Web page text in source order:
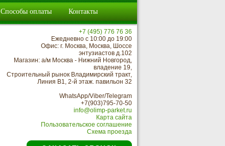
Способы оплаты Контакты
+7 (495) 776 76 36
Ежедневно с 10:00 до 19:00
Офис: г. Москва, Москва, Шоссе
энтузиастов д.102
Магазин: а/м Москва - Нижний Новгород,
владение 19,
Строительный рынок Владимирский тракт,
Линия В1, 2-й этаж. павильон 32
WhatsApp/Viber/Telegram
+7(903)795-70-50
info@olimp-parket.ru
Карта сайта
Пользовательское соглашение
Схема проезда